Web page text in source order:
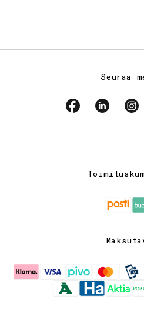
Seuraa
FacebookLinkedin